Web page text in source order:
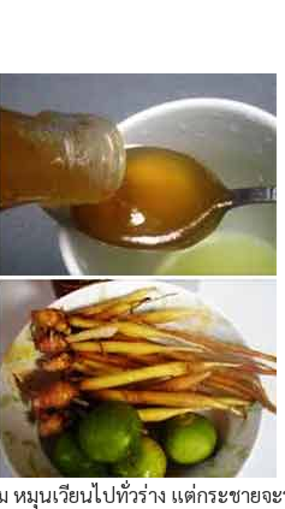
นเวียนไปทั่วร่าง แต่กระชายจ